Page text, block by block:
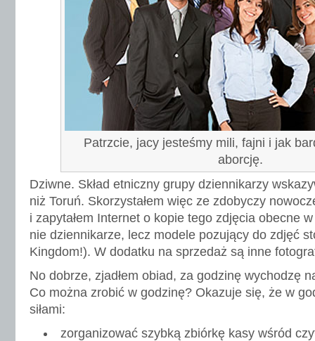
Patrzcie, jacy jesteśmy mili, fajni i jak
aborcję.
Dziwne. Skład etniczny grupy dziennikarzy
niż Toruń. Skorzystałem więc ze zdobyczy
i zapytałem Internet o kopie tego zdjęcia obecne
nie dziennikarze, lecz modele pozujący do zdjęć
Kingdom!). W dodatku na sprzedaż są inne
No dobrze, zjadłem obiad, za godzinę wychodzę
Co można zrobić w godzinę? Okazuje się, że w
siłami:
zorganizować szybką zbiórkę kasy wśród